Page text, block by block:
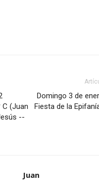
C (Juan
--
Domingo 3 de
Fiesta de la
Juan